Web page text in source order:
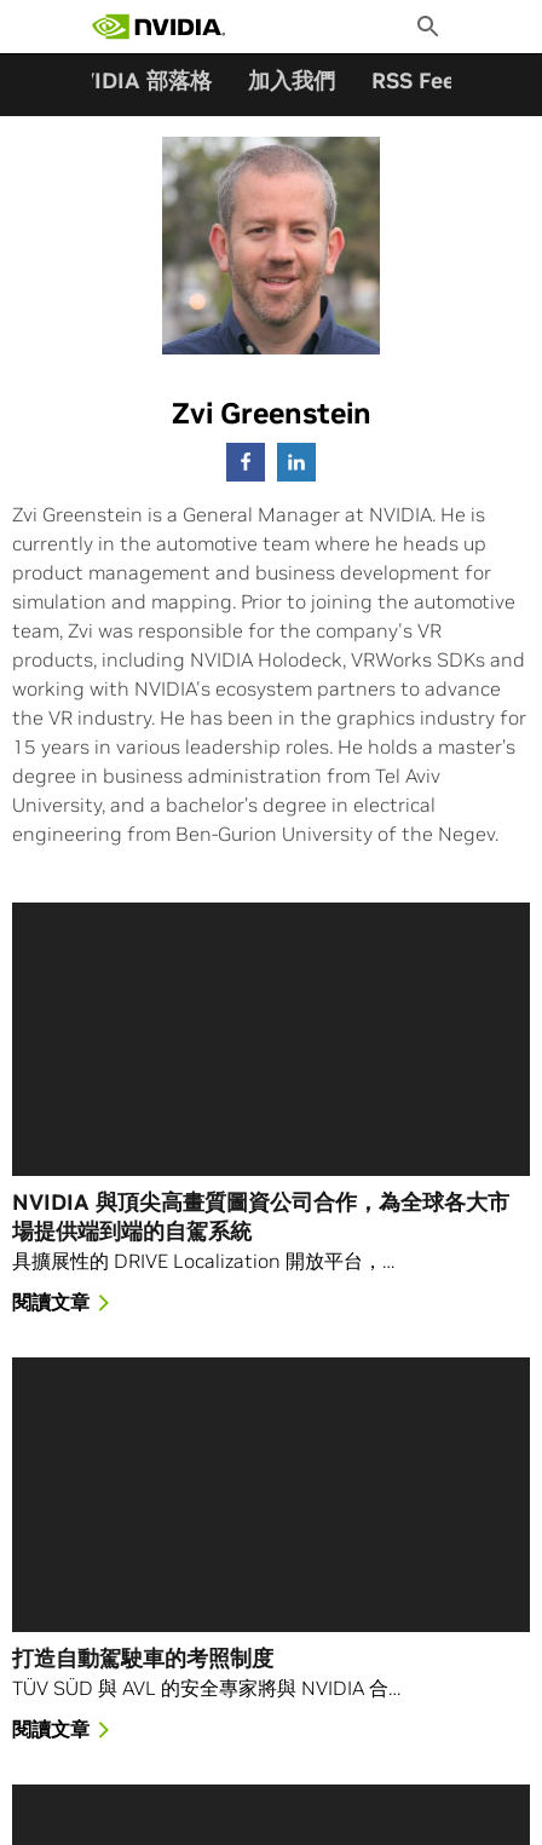
Toggle
Search
NVIDIA 部落格 加入我們 RSS Feeds
Zvi Greenstein
Zvi Greenstein is a General Manager at NVIDIA. He is
currently in the automotive team where he heads up
product management and business development for
simulation and mapping. Prior to joining the automotive
team, Zvi was responsible for the company's VR
products, including NVIDIA Holodeck, VRWorks SDKs and
working with NVIDIA's ecosystem partners to advance
the VR industry. He has been in the graphics industry for
15 years in various leadership roles. He holds a master’s
degree in business administration from Tel Aviv
University, and a bachelor’s degree in electrical
engineering from Ben-Gurion University of the Negev.
NVIDIA 與頂尖高畫質圖資公司合作，為全球各大市
場提供端到端的自駕系統
具擴展性的 DRIVE Localization 開放平台，…
閱讀文章
打造自動駕駛車的考照制度
TÜV SÜD 與 AVL 的安全專家將與 NVIDIA 合…
閱讀文章